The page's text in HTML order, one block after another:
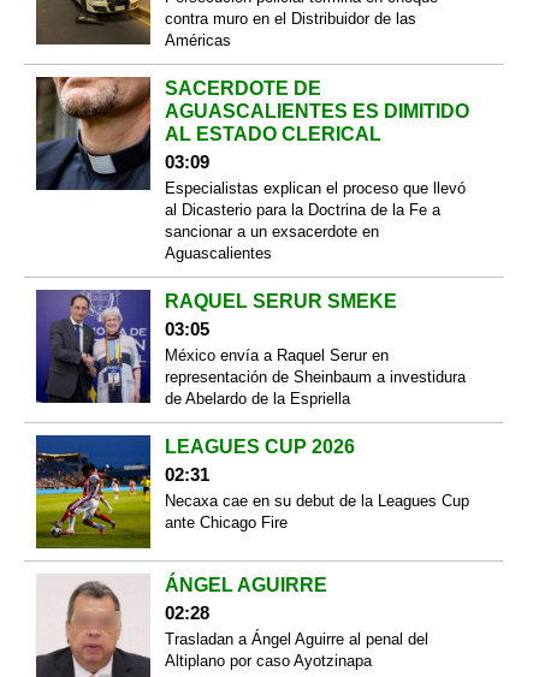
contra muro en el Distribuidor de las
Américas
SACERDOTE DE
AGUASCALIENTES ES DIMITIDO
AL ESTADO CLERICAL
03:09
Especialistas explican el proceso que llevó
al Dicasterio para la Doctrina de la Fe a
sancionar a un exsacerdote en
Aguascalientes
RAQUEL SERUR SMEKE
03:05
México envía a Raquel Serur en
representación de Sheinbaum a investidura
de Abelardo de la Espriella
LEAGUES CUP 2026
02:31
Necaxa cae en su debut de la Leagues Cup
ante Chicago Fire
ÁNGEL AGUIRRE
02:28
Trasladan a Ángel Aguirre al penal del
Altiplano por caso Ayotzinapa